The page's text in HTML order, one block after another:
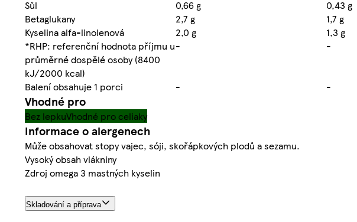
Sůl
0,66 g 0,43 g
Betaglukany
2,7 g
1,7 g
Kyselina alfa-linolenová
2,0 g
1,3 g
*RHP: referenční hodnota příjmu u
průměrné dospělé osoby (8400
kJ/2000 kcal)
- -
Balení obsahuje 1 porci - -
Vhodné pro
Bez lepkuVhodné pro celiaky
Informace o alergenech
Může obsahovat stopy vajec, sóji, skořápkových plodů a sezamu.
Vysoký obsah vlákniny
Zdroj omega 3 mastných kyselin
Skladování a příprava